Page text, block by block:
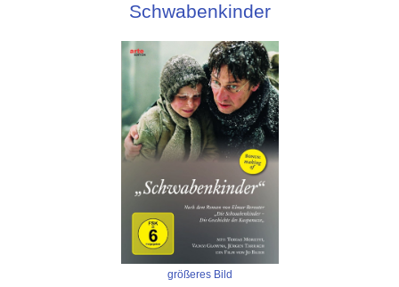
Schwabenkinder
größeres Bild